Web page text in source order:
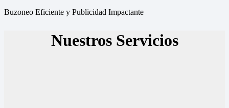
Buzoneo Eficiente y Publicidad Impactante
Nuestros Servicios